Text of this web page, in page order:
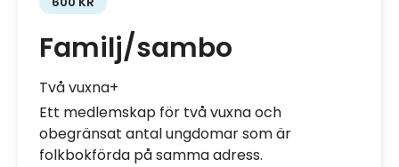
Familj/sambo
Två vuxna+
Ett medlemskap för två vuxna och
obegränsat antal ungdomar som är
folkbokförda på samma adress.